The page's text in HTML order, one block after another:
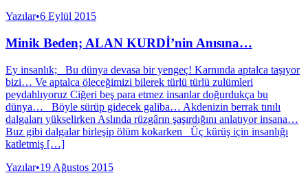
Yazılar•6 Eylül 2015
Minik Beden; ALAN KURDİ’nin Anısına…
Ey insanlık; Bu dünya devasa bir yengeç! Karnında aptalca taşıyor
bizi… Ve aptalca öleceğimizi bilerek türlü türlü zulümleri
peydahlıyoruz Ciğeri beş para etmez insanlar doğurdukça bu
dünya… Böyle sürüp gidecek galiba… Akdenizin berrak tınılı
dalgaları yükselirken Aslında rüzgârın şaşırdığını anlatıyor insana…
Buz gibi dalgalar birleşip ölüm kokarken Üç kürüş için insanlığı
katletmiş […]
Yazılar•19 Ağustos 2015